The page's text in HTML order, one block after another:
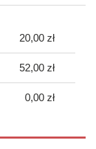
20,00 zł
52,00 zł
0,00 zł